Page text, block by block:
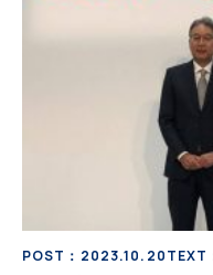
POST：2023.10.20TEXT